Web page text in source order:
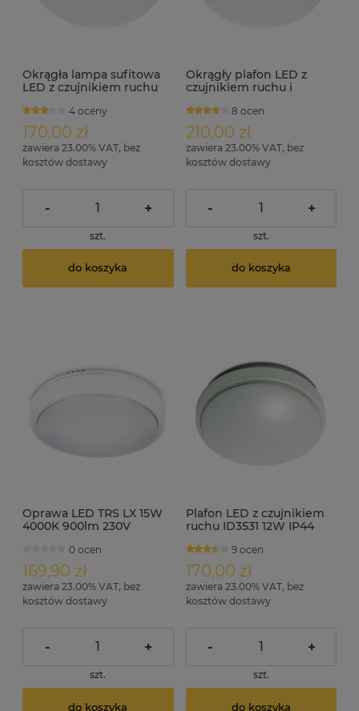
Okrągła lampa sufitowa
LED z czujnikiem ruchu
26cm
4 oceny
170,00 zł
zawiera 23.00% VAT, bez
kosztów dostawy
- +
szt.
do koszyka
Okrągły plafon LED z
czujnikiem ruchu i
IP44
8 ocen
210,00 zł
zawiera 23.00% VAT, bez
kosztów dostawy
- +
szt.
do koszyka
Oprawa LED TRS LX 15W
4000K 900lm 230V
0 ocen
169,90 zł
zawiera 23.00% VAT, bez
kosztów dostawy
- +
szt.
do koszyka
Plafon LED z czujnikiem
ruchu ID3531 12W IP44
9 ocen
170,00 zł
zawiera 23.00% VAT, bez
kosztów dostawy
- +
szt.
do koszyka